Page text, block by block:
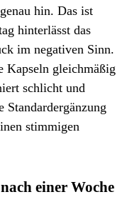
hin. Das ist
hinterlässt das
im negativen Sinn.
Kapseln gleichmäßig
schlicht und
stimmigen
einer Woche